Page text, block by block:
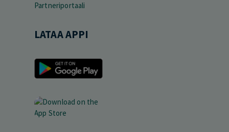
Partneriportaali
LATAA APPI